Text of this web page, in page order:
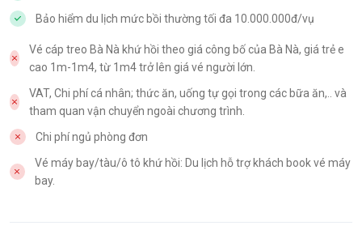
Bảo hiểm du lịch mức bồi thường tối đa 10.000.000đ/vụ
Vé cáp treo Bà Nà khứ hồi theo giá công bố của Bà Nà, giá trẻ e
cao 1m-1m4, từ 1m4 trở lên giá vé người lớn.
VAT, Chi phí cá nhân; thức ăn, uống tự gọi trong các bữa ăn,.. và
tham quan vận chuyển ngoài chương trình.
Chi phí ngủ phòng đơn
Vé máy bay/tàu/ô tô khứ hồi: Du lịch hỗ trợ khách book vé máy
bay.